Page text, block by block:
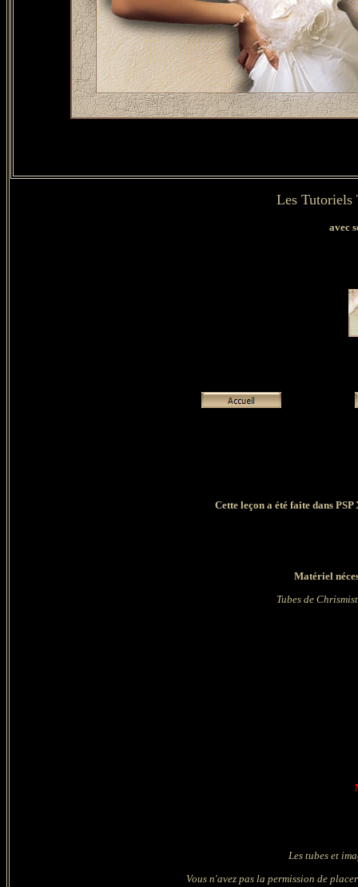
Les Tutoriels
avec
Cette leçon a été faite dans
Matériel
Tubes de
Les tubes et
Vous n'avez pas la permission de